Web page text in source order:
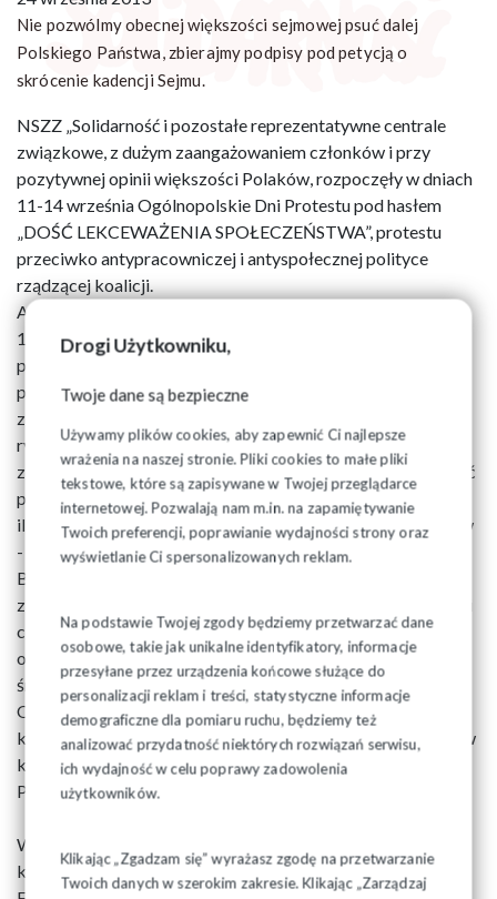
Drogi Użytkowniku,
Twoje dane są bezpieczne
Używamy plików cookies, aby zapewnić Ci najlepsze
wrażenia na naszej stronie. Pliki cookies to małe pliki
tekstowe, które są zapisywane w Twojej przeglądarce
internetowej. Pozwalają nam m.in. na zapamiętywanie
Twoich preferencji, poprawianie wydajności strony oraz
wyświetlanie Ci spersonalizowanych reklam.
Na podstawie Twojej zgody będziemy przetwarzać dane
osobowe, takie jak unikalne identyfikatory, informacje
przesyłane przez urządzenia końcowe służące do
personalizacji reklam i treści, statystyczne informacje
demograficzne dla pomiaru ruchu, będziemy też
analizować przydatność niektórych rozwiązań serwisu,
ich wydajność w celu poprawy zadowolenia
użytkowników.
Klikając „Zgadzam się” wyrażasz zgodę na przetwarzanie
Twoich danych w szerokim zakresie. Klikając „Zarządzaj
Nie pozwólmy obecnej większości sejmowej psuć dalej
Polskiego Państwa, zbierajmy podpisy pod petycją o
skrócenie kadencji Sejmu.
NSZZ „Solidarność i pozostałe reprezentatywne centrale
związkowe, z dużym zaangażowaniem członków i przy
pozytywnej opinii większości Polaków, rozpoczęły w dniach
11-14 września Ogólnopolskie Dni Protestu pod hasłem
„DOŚĆ LEKCEWAŻENIA SPOŁECZEŃSTWA”, protestu
przeciwko antypracowniczej i antyspołecznej polityce
rządzącej koalicji.
Akcja związków zawodowych nie zakończyła się w sobotę
14 września, kolejnym aktem protestu jest zbieranie
podpisów pod petycją o skrócenie kadencji Sejmu. Ten
parlament nie jest w stanie już nic dobrego dla naszego kraju
zrobić, wręcz przeciwnie, wieloma decyzjami psuje polski
rynek pracy, psuje Polskie Państwo. Dlatego powinien
zakończyć swoją działalność jak najszybciej, taką możliwość
przewiduje konstytucja, a my, zbierając odpowiednio dużą
ilość podpisów - do tej rozsądnej decyzji parlamentarzystów
- zachęcimy.
Bardzo proszę o pełne zaangażowanie w kolejny etap
związkowej akcji. Do zbierania podpisów oprócz działaczy i
członków związku postarajmy się zmobilizować różne
organizacje i stowarzyszenia oraz sprzyjające nam
środowiska.
Oddziały i organizacje związkowe, w jednej z
korespondencji, otrzymały już listy do zbierania podpisów, w
kolejnej korespondencji jeszcze raz je prześlemy.
Potraktujmy tę sprawę, jako pilną.
Wszelkie pytania w sprawie zbierania podpisów proszę
kierować do Wiceprzewodniczącego ZR Eugeniusza